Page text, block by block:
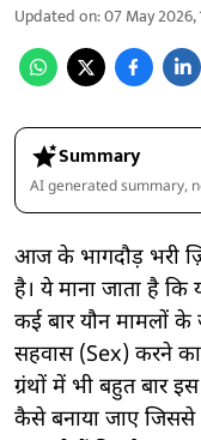
Updated on:07 May 2026,
Summary
AI generated summary,
आज के भागदौड़ भरी
है। ये माना जाता है कि
कई बार यौन मामलों के
सहवास (Sex) करने का
ग्रंथों में भी बहुत बार
कैसे बनाया जाए